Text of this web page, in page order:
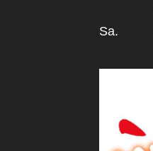
Sa.